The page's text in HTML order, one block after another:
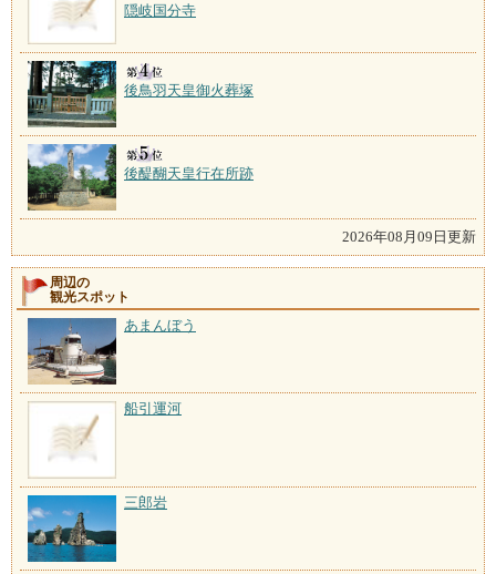
隠岐国分寺
後鳥羽天皇御火葬塚
後醍醐天皇行在所跡
2026年08月09日更新
周辺の
観光スポット
あまんぼう
船引運河
三郎岩